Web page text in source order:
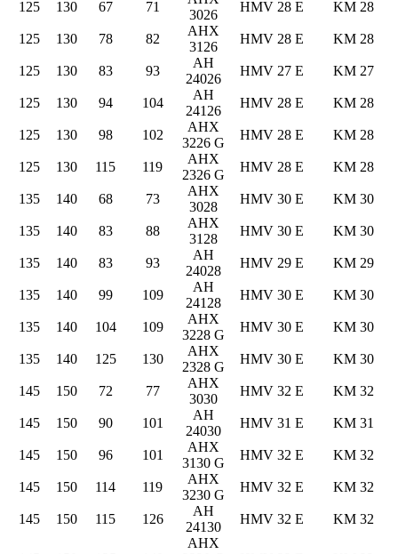
125 130 67 71
3026
HMV 28 E KM 28
125 130 78 82
AHX
3126
HMV 28 E KM 28
125 130 83 93
AH
24026
HMV 27 E KM 27
125 130 94 104
AH
24126
HMV 28 E KM 28
125 130 98 102
AHX
3226 G
HMV 28 E KM 28
125 130 115 119
AHX
2326 G
HMV 28 E KM 28
135 140 68 73
AHX
3028
HMV 30 E KM 30
135 140 83 88
AHX
3128
HMV 30 E KM 30
135 140 83 93
AH
24028
HMV 29 E KM 29
135 140 99 109
AH
24128
HMV 30 E KM 30
135 140 104 109
AHX
3228 G
HMV 30 E KM 30
135 140 125 130
AHX
2328 G
HMV 30 E KM 30
145 150 72 77
AHX
3030
HMV 32 E KM 32
145 150 90 101
AH
24030
HMV 31 E KM 31
145 150 96 101
AHX
3130 G
HMV 32 E KM 32
145 150 114 119
AHX
3230 G
HMV 32 E KM 32
145 150 115 126
AH
24130
HMV 32 E KM 32
AHX